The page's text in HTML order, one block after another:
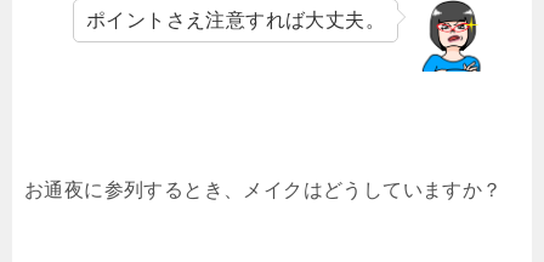
ポイントさえ注意すれば大丈夫。
お通夜に参列するとき、メイクはどうしていますか？